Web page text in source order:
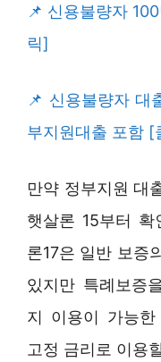
신용불량자
릭]
신용불량자 대
부지원대출 포함 [
만약 정부지원 대
햇살론 15부터
론17은 일반 보증
있지만 특례보증
지 이용이 가능한
고정 금리로 이용